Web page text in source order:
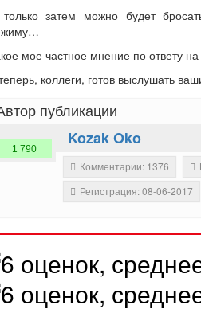
затем можно будет
мое частное мнение по ответу
коллеги, готов выслушать
публикации
Kozak Oko
1 790
Комментарии: 1376
Регистрация: 08-06-2017